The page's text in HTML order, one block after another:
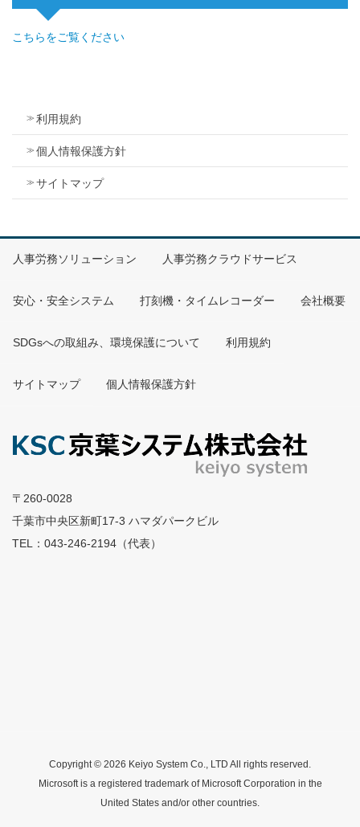
こちらをご覧ください
利用規約
個人情報保護方針
サイトマップ
人事労務ソリューション 人事労務クラウドサービス
安心・安全システム 打刻機・タイムレコーダー 会社概要
SDGsへの取組み、環境保護について 利用規約
サイトマップ 個人情報保護方針
〒260-0028
千葉市中央区新町17-3 ハマダパークビル
TEL：043-246-2194（代表）
Copyright © 2026 Keiyo System Co., LTD All rights reserved.
Microsoft is a registered trademark of Microsoft Corporation in the
United States and/or other countries.